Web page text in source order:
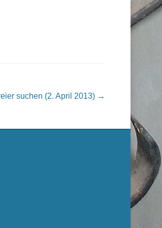
suchen (2. April 2013) →